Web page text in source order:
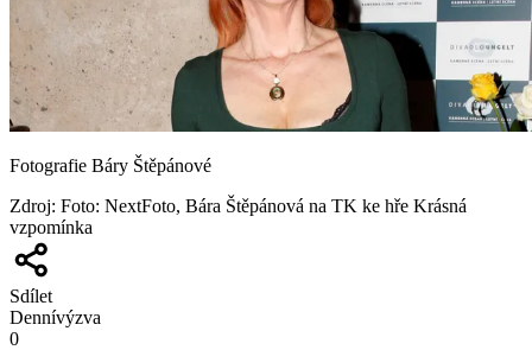
Fotografie Báry Štěpánové
Zdroj: Foto: NextFoto, Bára Štěpánová na TK ke hře Krásná
vzpomínka
Sdílet
Dennívýzva
0